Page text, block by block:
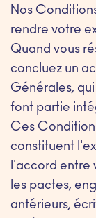
Nos
rendre votre
Quand vous
concluez un
Générales,
font partie
Ces
constituent
l'accord entre
les pactes,
antérieurs,